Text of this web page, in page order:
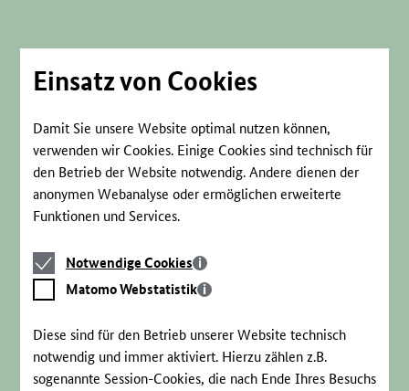
Einsatz von Cookies
Damit Sie unsere Website optimal nutzen können,
verwenden wir Cookies. Einige Cookies sind technisch für
den Betrieb der Website notwendig. Andere dienen der
anonymen Webanalyse oder ermöglichen erweiterte
Funktionen und Services.
Notwendige
Cookies
Notwendige Cookies
Matomo
Webstatistik
Matomo Webstatistik
Diese sind für den Betrieb unserer Website technisch
notwendig und immer aktiviert. Hierzu zählen z.B.
sogenannte Session-Cookies, die nach Ende Ihres Besuchs